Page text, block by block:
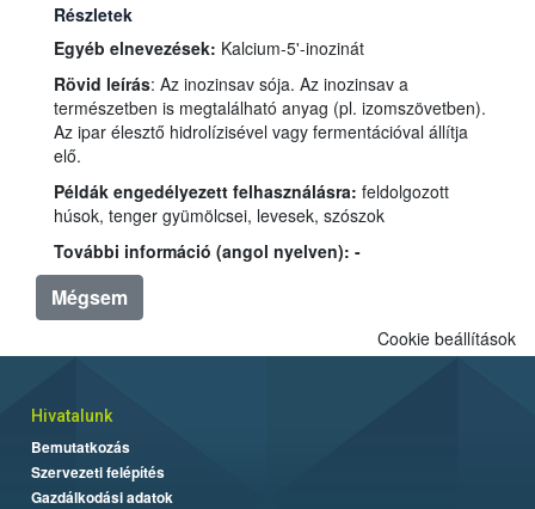
Részletek
Egyéb elnevezések: Kalcium-5'-inozinát
Rövid leírás: Az inozinsav sója. Az inozinsav a
természetben is megtalálható anyag (pl. izomszövetben).
Az ipar élesztő hidrolízisével vagy fermentációval állítja
elő.
Példák engedélyezett felhasználásra: feldolgozott
húsok, tenger gyümölcsei, levesek, szószok
További információ (angol nyelven): -
Mégsem
Cookie beállítások
Hivatalunk
Bemutatkozás
Szervezeti felépítés
Gazdálkodási adatok